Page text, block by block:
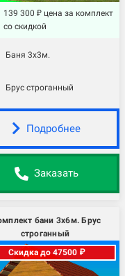
139 300 ₽ цена за комплект
со скидкой
Баня 3х3м.
Брус строганный
Подробнее
Заказать
бани 3х6м. Брус
строганный
Скидка до 47500 ₽